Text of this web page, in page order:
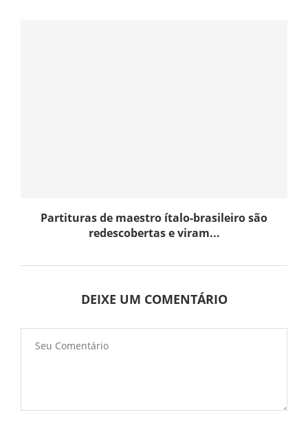
Partituras de maestro ítalo-brasileiro são
redescobertas e viram...
DEIXE UM COMENTÁRIO